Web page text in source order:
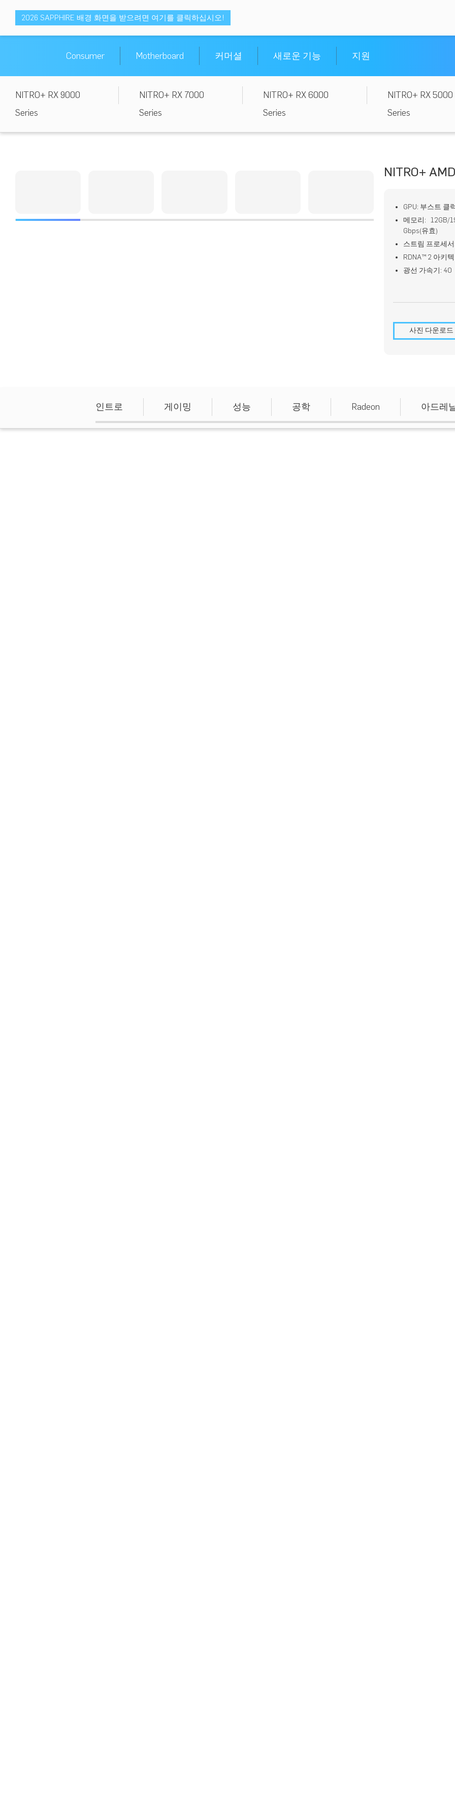
2026 SAPPHIRE 배경 화면을 받으려면 여기를 클릭하십시오!
Consumer Motherboard 커머셜 새로운 기능 지원
NITRO+ RX 9000
Series
NITRO+ RX 7000
Series
NITRO+ RX 6000
Series
NITRO+ RX 5000
Series
NITRO+
GPU: 부스트 클
메모리: 12GB/
Gbps(유효)
스트림 프로세
RDNA™ 2 아키
광선 가속기: 40
사진 다운로드
인트로 게이밍 성능 공학 Radeon 아드레